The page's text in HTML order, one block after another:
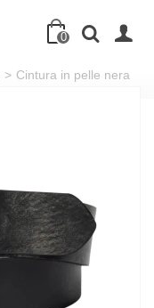
0
> Cintura in pelle nera